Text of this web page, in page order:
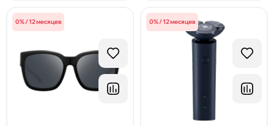
0% / 12 месяцев 0% / 12 месяцев